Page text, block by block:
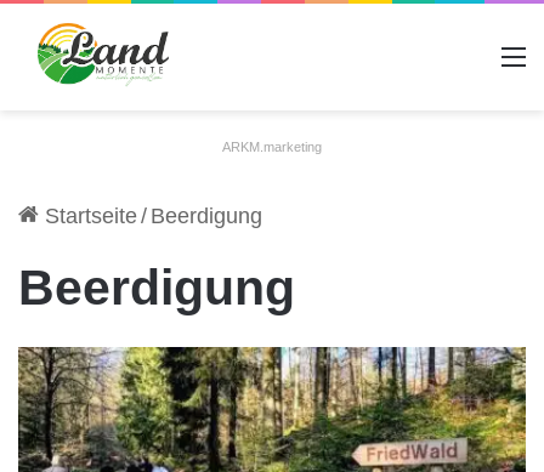
ARKM.marketing
Startseite/ Beerdigung
Beerdigung